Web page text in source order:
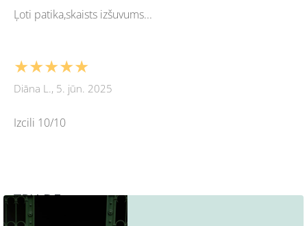
TRU:DE -Latvijā ražots apģērbs un aksesuāri
pieaugušajiem
Ļoti patika,skaists izšuvums...
★★★★★
Diāna L., 5. jūn. 2025
Izcili 10/10